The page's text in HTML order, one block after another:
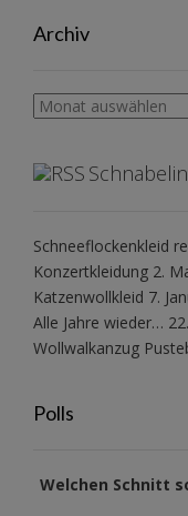
Archiv
Archiv
Schneeflockenkleid
Konzertkleidung 2.
Katzenwollkleid 7.
Alle Jahre wieder…
Wollwalkanzug
Polls
Welchen Schnitt